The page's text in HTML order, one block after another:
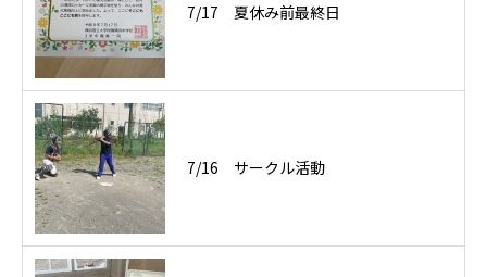
7/17 夏休み前最終日
7/16 サークル活動